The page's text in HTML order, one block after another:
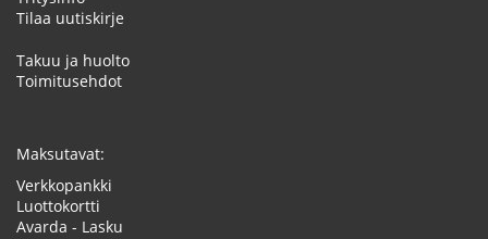
Tilaa uutiskirje
Takuu ja huolto
Toimitusehdot
Maksutavat:
Verkkopankki
Luottokortti
Avarda - Lasku